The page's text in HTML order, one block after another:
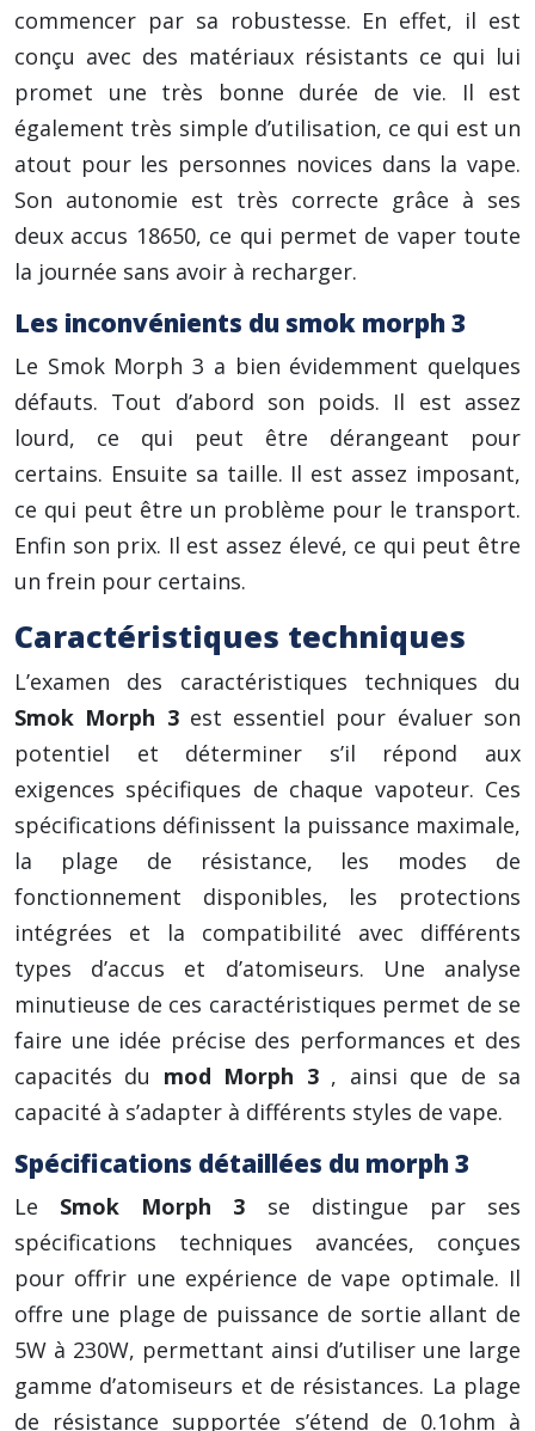
commencer par sa robustesse. En effet, il est
conçu avec des matériaux résistants ce qui lui
promet une très bonne durée de vie. Il est
également très simple d’utilisation, ce qui est un
atout pour les personnes novices dans la vape.
Son autonomie est très correcte grâce à ses
deux accus 18650, ce qui permet de vaper toute
la journée sans avoir à recharger.
Les inconvénients du smok morph 3
Le Smok Morph 3 a bien évidemment quelques
défauts. Tout d’abord son poids. Il est assez
lourd, ce qui peut être dérangeant pour
certains. Ensuite sa taille. Il est assez imposant,
ce qui peut être un problème pour le transport.
Enfin son prix. Il est assez élevé, ce qui peut être
un frein pour certains.
Caractéristiques techniques
L’examen des caractéristiques techniques du
Smok Morph 3 est essentiel pour évaluer son
potentiel et déterminer s’il répond aux
exigences spécifiques de chaque vapoteur. Ces
spécifications définissent la puissance maximale,
la plage de résistance, les modes de
fonctionnement disponibles, les protections
intégrées et la compatibilité avec différents
types d’accus et d’atomiseurs. Une analyse
minutieuse de ces caractéristiques permet de se
faire une idée précise des performances et des
capacités du mod Morph 3 , ainsi que de sa
capacité à s’adapter à différents styles de vape.
Spécifications détaillées du morph 3
Le Smok Morph 3 se distingue par ses
spécifications techniques avancées, conçues
pour offrir une expérience de vape optimale. Il
offre une plage de puissance de sortie allant de
5W à 230W, permettant ainsi d’utiliser une large
gamme d’atomiseurs et de résistances. La plage
de résistance supportée s’étend de 0.1ohm à